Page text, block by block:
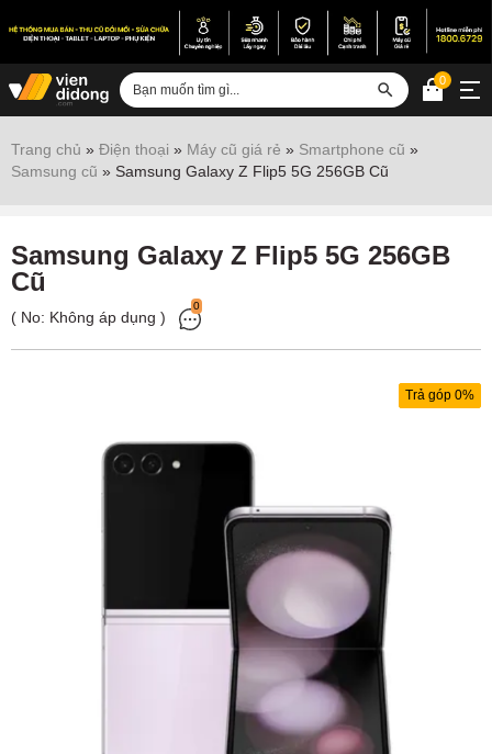
Sửa iPhone
Sửa Vertu
Sửa Macbook
1800.6729
0
Trang chủ » Điện thoại » Máy cũ giá rẻ » Smartphone cũ »
Samsung cũ » Samsung Galaxy Z Flip5 5G 256GB Cũ
Samsung Galaxy Z Flip5 5G 256GB
Cũ
( No: Không áp dụng )
0
Trả góp 0%